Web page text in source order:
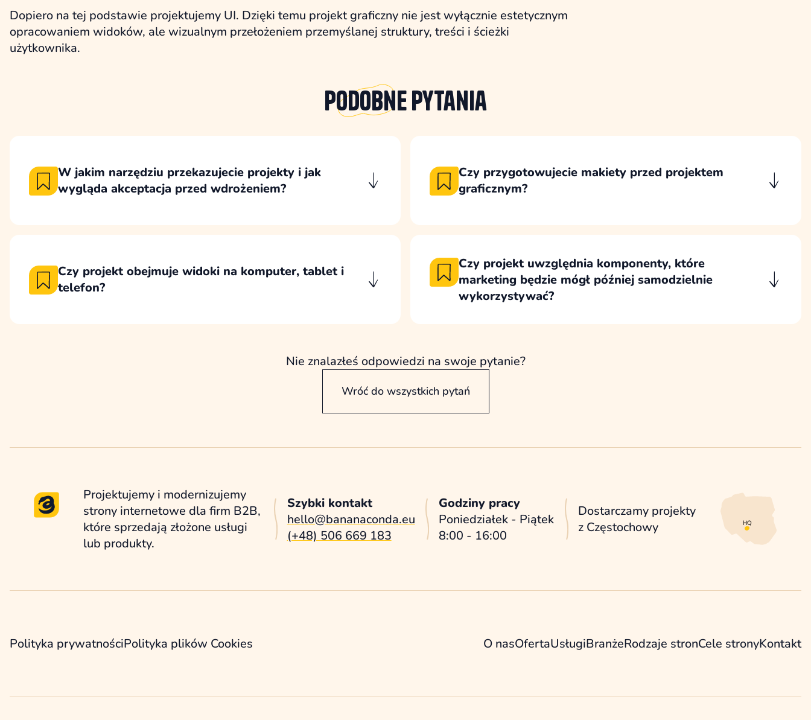
Dopiero na tej podstawie projektujemy UI. Dzięki temu projekt graficzny nie jest wyłącznie estetycznym
opracowaniem widoków, ale wizualnym przełożeniem przemyślanej struktury, treści i ścieżki
użytkownika.
Podobnepytania
W jakim narzędziu przekazujecie projekty i jak
wygląda akceptacja przed wdrożeniem?
Czy przygotowujecie makiety przed projektem
graficznym?
wizualnej.
Czy projekt obejmuje widoki na komputer, tablet i
telefon?
Czy projekt uwzględnia komponenty, które
marketing będzie mógł później samodzielnie
wykorzystywać?
Nie znalazłeś odpowiedzi na swoje pytanie?
Wróć do wszystkich pytań
Projektujemy i modernizujemy
strony internetowe dla firm B2B,
które sprzedają złożone usługi
lub produkty.
Szybki kontakt
hello@bananaconda.eu
(+48) 506 669 183
Godziny pracy
Poniedziałek - Piątek
8:00 - 16:00
Dostarczamy projekty
z Częstochowy
Polityka prywatnościPolityka plików Cookies O nasOfertaUsługiBranżeRodzaje stronCele stronyKontakt